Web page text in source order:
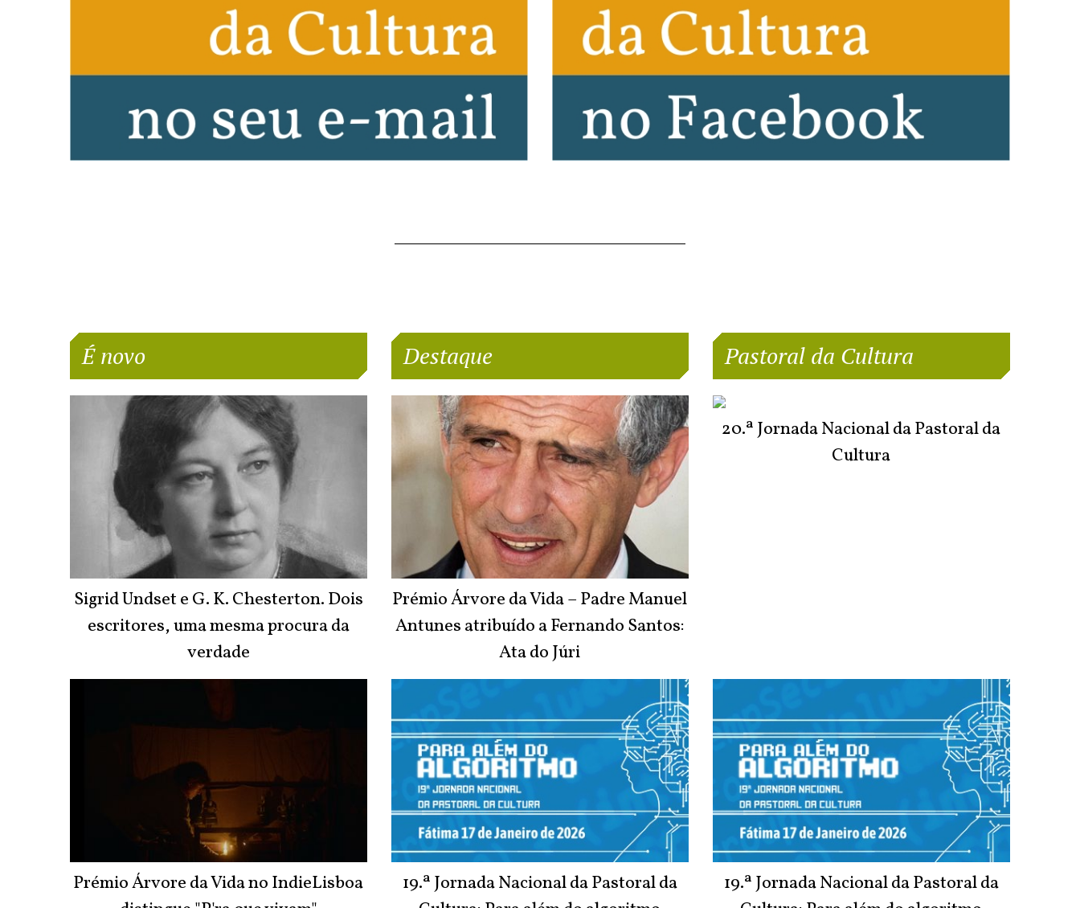
É novo
Sigrid Undset e G. K. Chesterton. Dois
escritores, uma mesma procura da
verdade
Prémio Árvore da Vida no IndieLisboa
Destaque
Prémio Árvore da Vida – Padre Manuel
Antunes atribuído a Fernando Santos:
Ata do Júri
19.ª Jornada Nacional da Pastoral da
Pastoral da Cultura
20.ª Jornada Nacional da Pastoral da
Cultura
19.ª Jornada Nacional da Pastoral da